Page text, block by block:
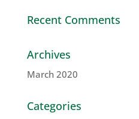
Recent Comments
Archives
March 2020
Categories